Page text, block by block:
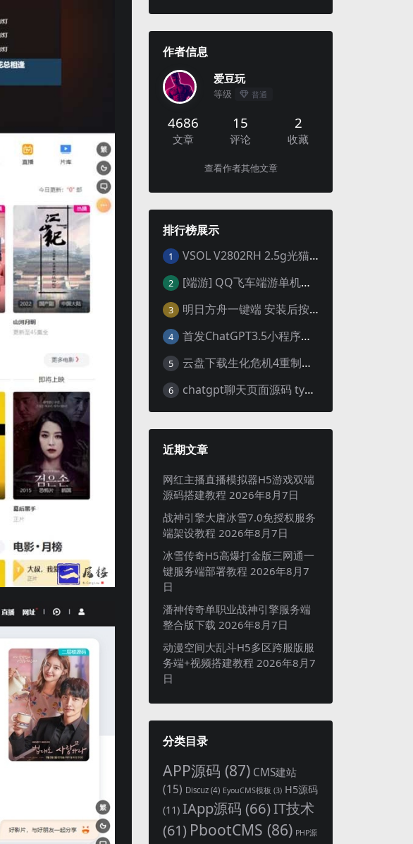
作者信息
爱豆玩
等级 普通
4686
文章
15
评论
2
收藏
查看作者其他文章
排行榜展示
1 VSOL V2802RH 2.5g光猫 设置使用教程及设置SN教程-附带稳定固件使用手册等
2 [端游] QQ飞车端游单机版，各种车套装都有，免虚拟机
3 明日方舟一键端 安装后按说明启动即可
4 首发ChatGPT3.5小程序开源vue
5 云盘下载生化危机4重制版女皇豪华版分流+女皇学习补丁+修改器 解压即玩【阿里云盘】
6 chatgpt聊天页面源码 typecho博客程序joe主题
近期文章
网红主播直播模拟器H5游戏双端
源码搭建教程 2026年8月7日
战神引擎大唐冰雪7.0免授权服务
端架设教程 2026年8月7日
冰雪传奇H5高爆打金版三网通一
键服务端部署教程 2026年8月7
日
潘神传奇单职业战神引擎服务端
整合版下载 2026年8月7日
动漫空间大乱斗H5多区跨服版服
务端+视频搭建教程 2026年8月7
日
分类目录
APP源码 (87) CMS建站
(15) Discuz (4) EyouCMS模板 (3) H5源码
(11) IApp源码 (66)IT技术
(61) PbootCMS (86) PHP源